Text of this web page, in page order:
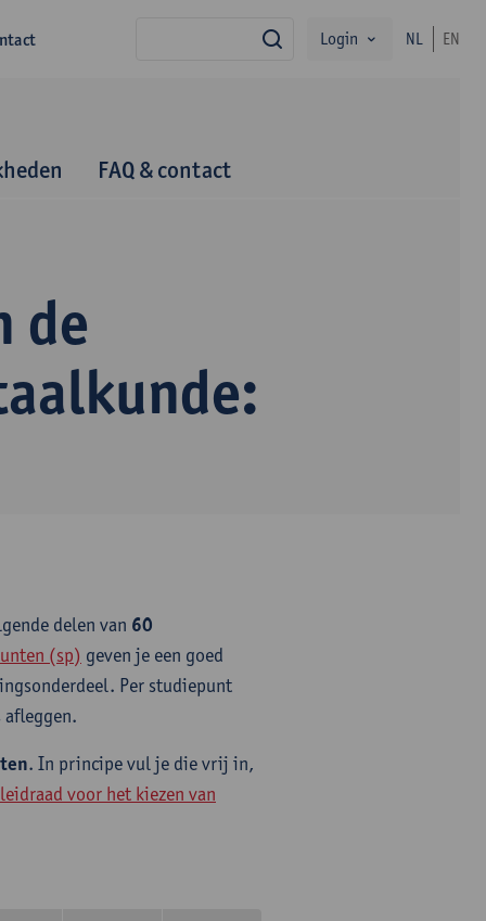
zoekLogin NL EN
FAQ & contact
de
delen van 60
(sp) geven je een goed
Per studiepunt
afleggen.
. In principe vul je die vrij in,
leidraad voor het kiezen van